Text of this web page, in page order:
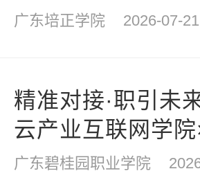
广东培正学院 2026-07-21
精准对接·职引未
云产业互联网学
校园专场双选会圆
广东碧桂园职业学院